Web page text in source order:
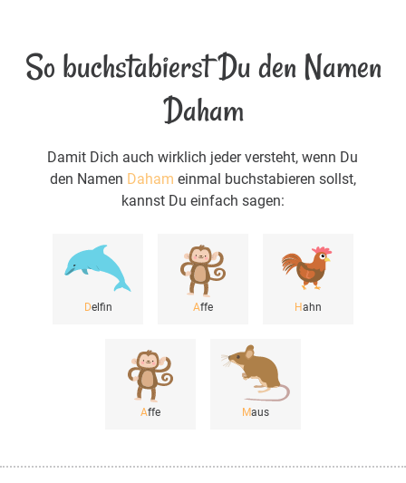
So buchstabierst Du den Namen
Daham
Damit Dich auch wirklich jeder versteht, wenn Du
den Namen Daham einmal buchstabieren sollst,
kannst Du einfach sagen:
Delfin Affe Hahn
Affe Maus